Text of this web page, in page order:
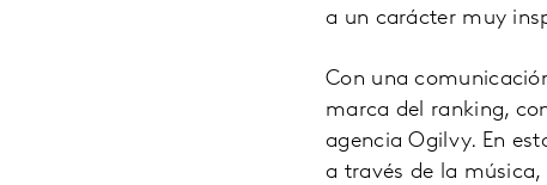
a un carácter muy
Con una
marca del ranking,
agencia Ogilvy. En
a través de la